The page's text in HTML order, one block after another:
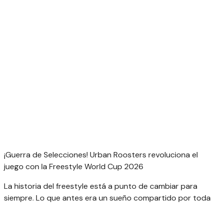
¡Guerra de Selecciones! Urban Roosters revoluciona el
juego con la Freestyle World Cup 2026
La historia del freestyle está a punto de cambiar para
siempre. Lo que antes era un sueño compartido por toda